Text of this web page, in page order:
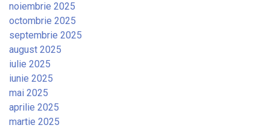
noiembrie 2025
octombrie 2025
septembrie 2025
august 2025
iulie 2025
iunie 2025
mai 2025
aprilie 2025
martie 2025